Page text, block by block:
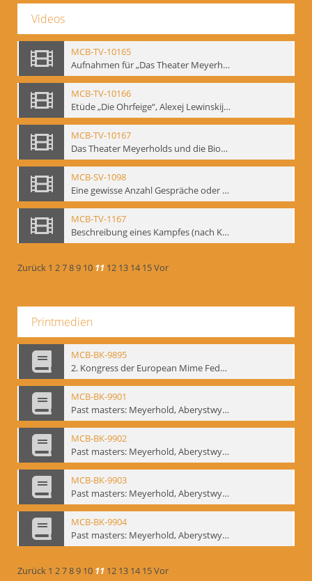
Videos
MCB-TV-10165
Aufnahmen für „Das Theater Meyerholds und die Biomechanik“ (14). Interview von Jörg Bochow mit Gennadij Bogdanow - Interne Signatur: BM-vid-192
MCB-TV-10166
Etüde „Die Ohrfeige“, Alexej Lewinskij und Gennadij Bogdanow - Interne Signatur: BM-vid-197
MCB-TV-10167
Das Theater Meyerholds und die Biomechanik. Ein Film des Mime Centrums in Zusammenarbeit mit Gennadij Bogdanow. - Interne Signatur: BM-vid-104
MCB-SV-1098
Eine gewisse Anzahl Gespräche oder das völlig umgearbeitete Stundenbuch, Berlin 1995.
MCB-TV-1167
Beschreibung eines Kampfes (nach Kafka)
Zurück 1 2789 10 11 12 13 14 15Vor
Printmedien
MCB-BK-9895
2. Kongress der European Mime Federation: „Rekonstruktion/Innovation“, Berlin Mai 1993 - interne Signatur: BM-prt-90-1
MCB-BK-9901
Past masters: Meyerhold, Aberystwyth, 27.-29.10.1995 - interne Signatur: BM-prt-94-1
MCB-BK-9902
Past masters: Meyerhold, Aberystwyth, 27.-29.10.1995 - interne Signatur: BM-prt-94-2
MCB-BK-9903
Past masters: Meyerhold, Aberystwyth, 27.-29.10.1995 - interne Signatur: BM-prt-94-3
MCB-BK-9904
Past masters: Meyerhold, Aberystwyth, 27.-29.10.1995 - interne Signatur: BM-prt-94-4
Zurück 1 2789 10 11 12 13 14 15Vor